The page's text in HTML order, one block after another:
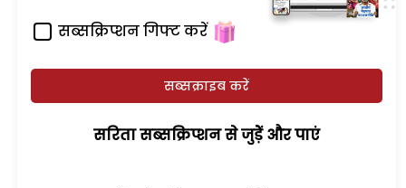
सब्सक्रिप्शन गिफ्ट करें
सब्सक्राइब करें
सरिता सब्सक्रिप्शन से जुड़ेें और पाएं